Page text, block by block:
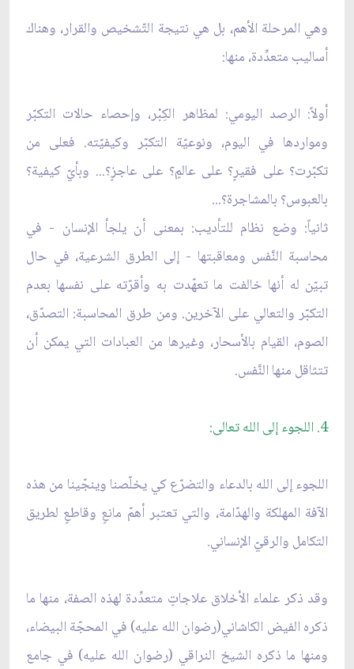
وهي المرحلة الأهم، بل هي نتيجة التّشخيص والقرار، وهناك
أساليب متعدِّدة، منها:
أولاً: الرصد اليومي: لمظاهر الكِبْر، وإحصاء حالات التكبّر
ومواردها في اليوم، ونوعيّة التكبّر وكيفيّته. فعلى من
تكبّرت؟ على فقيرٍ؟ على عالمٍ؟ على عاجزٍ؟... وبأيّ كيفية؟
بالعبوس؟ بالمشاجرة؟...
ثانياً: وضع نظام للتأديب: بمعنى أن يلجأ الإنسان - في
محاسبة النَّفس ومعاقبتها - إلى الطرق الشرعية، في حال
تبيّن له أنها خالفت ما تعهّدت به وأقرّته على نفسها بعدم
التكبّر والتعالي على الآخرين. ومن طرق المحاسبة: التصدّق،
الصوم، القيام بالأسحار، وغيرها من العبادات التي يمكن أن
تتثاقل منها النَّفس.
4. اللجوء إلى الله تعالى:
اللجوء إلى الله بالدعاء والتضرّع كي يخلّصنا وينجّينا من هذه
الآفة المهلكة والهدّامة، والتي تعتبر أهمّ مانعٍ وقاطعٍ لطريق
التكامل والرقيّ الإنساني.
وقد ذكر علماء الأخلاق علاجاتٍ متعدِّدة لهذه الصفة، منها ما
ذكره الفيض الكاشاني(رضوان الله عليه) في المحجّة البيضاء،
ومنها ما ذكره الشيخ النراقي (رضوان الله عليه) في جامع